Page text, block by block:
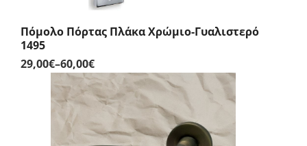
Πόμολο Πόρτας Πλάκα Χρώμιο-Γυαλιστερό
1495
29,00€–60,00€Price
range:
29,00€
through
60,00€